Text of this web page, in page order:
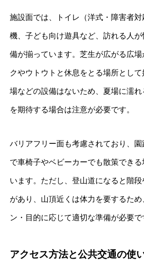
施設面では、トイレ（洋式・障害者
機、子ども向け遊具など、訪れる人
備が揃っています。芝生が広がる広
クやウトウトと休息をとる場所とし
場などの設備はないため、夏場に濡れ
を期待する場合は注意が必要です。
バリアフリー面も考慮されており、
で車椅子やベビーカーでも散策でき
います。ただし、登山道になると階
があり、山頂近くは体力を要するた
ン・目的に応じて適切な準備が必要で
アクセス方法と公共交通の使